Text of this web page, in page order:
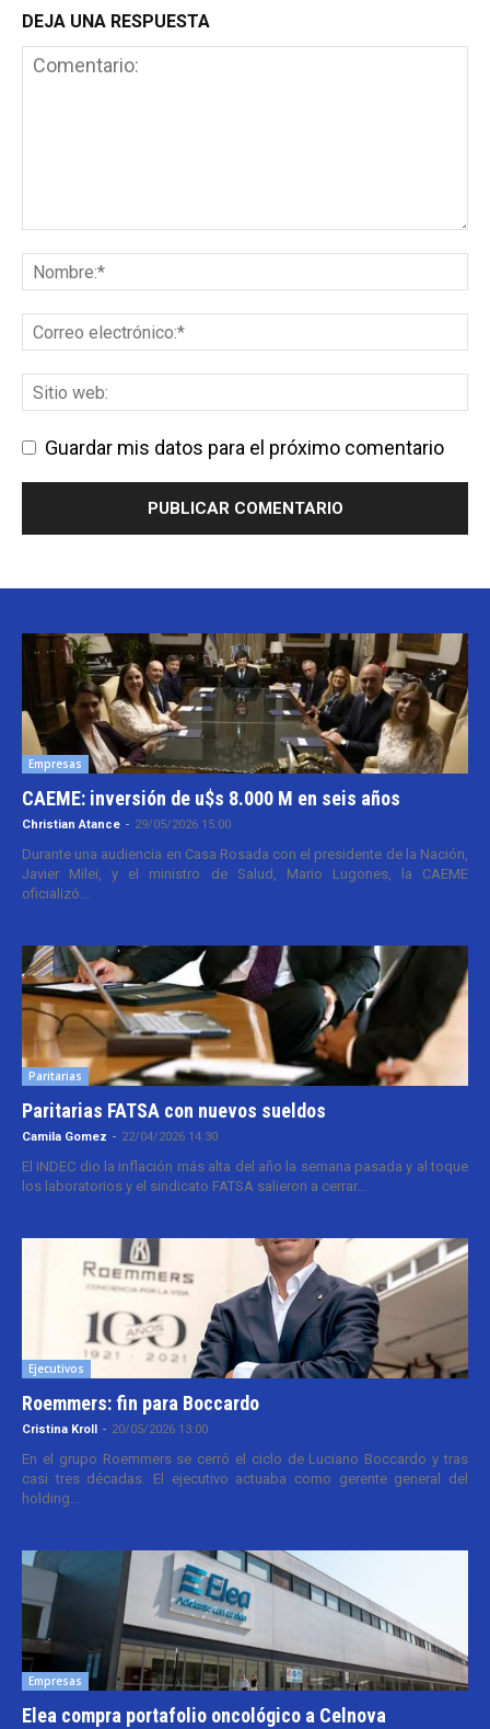
DEJA UNA RESPUESTA
Guardar mis datos para el próximo comentario
Empresas
CAEME: inversión de u$s 8.000 M en seis años
Christian Atance - 29/05/2026 15:00
Durante una audiencia en Casa Rosada con el presidente de la Nación,
Javier Milei, y el ministro de Salud, Mario Lugones, la CAEME
oficializó...
Paritarias
Paritarias FATSA con nuevos sueldos
Camila Gomez - 22/04/2026 14:30
El INDEC dio la inflación más alta del año la semana pasada y al toque
los laboratorios y el sindicato FATSA salieron a cerrar...
Ejecutivos
Roemmers: fin para Boccardo
Cristina Kroll - 20/05/2026 13:00
En el grupo Roemmers se cerró el ciclo de Luciano Boccardo y tras
casi tres décadas. El ejecutivo actuaba como gerente general del
holding...
Empresas
Elea compra portafolio oncológico a Celnova